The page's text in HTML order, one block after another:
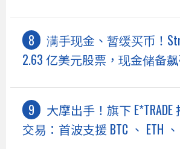
满手现金、暂缓买币！
2.63 亿美元股票，现金储备
大摩出手！旗下
交易：首波支援 BTC 、 ETH 、